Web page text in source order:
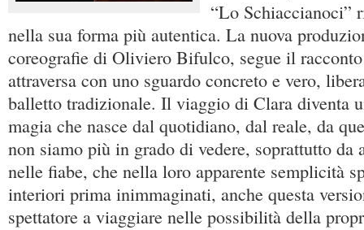
“Lo Schiaccianoci”
nella sua forma più autentica. La nuova
coreografie di Oliviero Bifulco, segue il
attraversa con uno sguardo concreto e vero,
balletto tradizionale. Il viaggio di Clara diventa
magia che nasce dal quotidiano, dal reale, da
non siamo più in grado di vedere, soprattutto da
nelle fiabe, che nella loro apparente semplicità
interiori prima inimmaginati, anche questa
spettatore a viaggiare nelle possibilità della